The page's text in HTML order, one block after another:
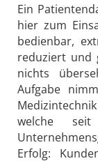
Ein
hier zum
bedienbar,
reduziert und
nichts
Aufgabe
welche
Erfolg: